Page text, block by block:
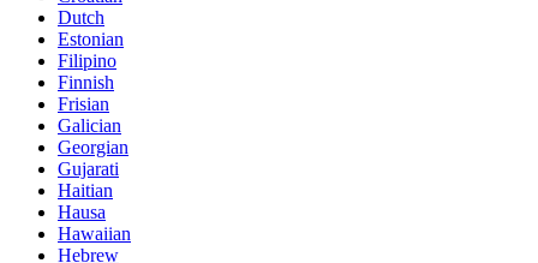
Dutch
Estonian
Filipino
Finnish
Frisian
Galician
Georgian
Gujarati
Haitian
Hausa
Hawaiian
Hebrew